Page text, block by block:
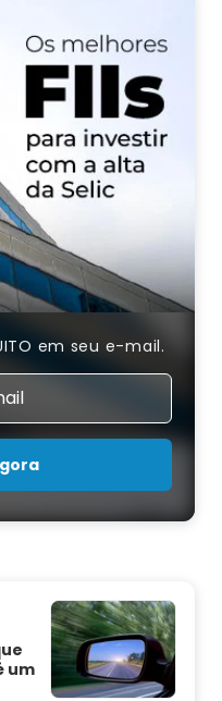
em seu e-mail.
um